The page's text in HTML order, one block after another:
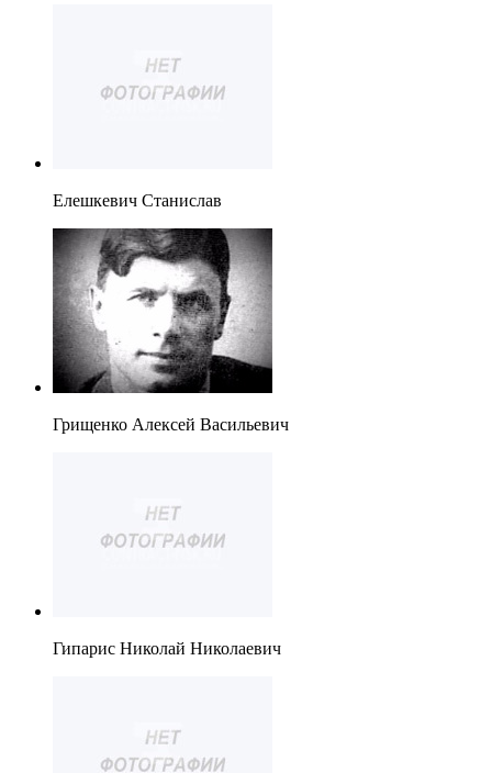
Елешкевич Станислав
Грищенко Алексей Васильевич
Гипарис Николай Николаевич